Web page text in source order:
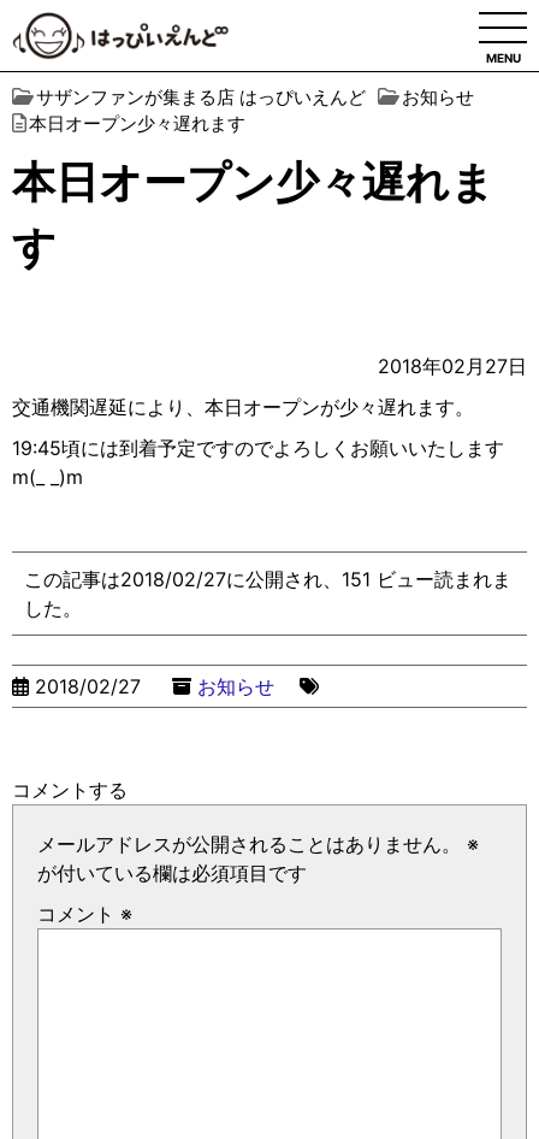
MENU
サザンファンが集まる店 はっぴいえんど
お知らせ
本日オープン少々遅れます
本日オープン少々遅れま
す
2018年02月27日
交通機関遅延により、本日オープンが少々遅れます。
19:45頃には到着予定ですのでよろしくお願いいたします
m(_ _)m
この記事は2018/02/27に公開され、151 ビュー読まれま
した。
2018/02/27 お知らせ
コメントする
メールアドレスが公開されることはありません。
※
が付いている欄は必須項目です
コメント ※